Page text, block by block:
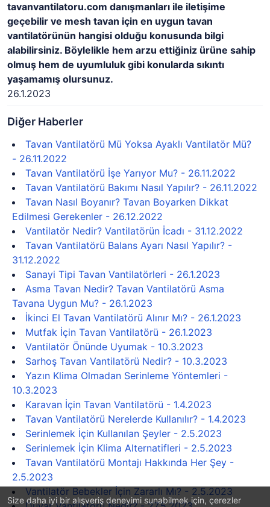
Size daha iyi bir alışveriş deneyimi sunabilmek için, çerezler
tavanvantilatoru.com danışmanları ile iletişime
geçebilir ve mesh tavan için en uygun tavan
vantilatörünün hangisi olduğu konusunda bilgi
alabilirsiniz. Böylelikle hem arzu ettiğiniz ürüne sahip
olmuş hem de uyumluluk gibi konularda sıkıntı
yaşamamış olursunuz.
26.1.2023
Diğer Haberler
Tavan Vantilatörü Mü Yoksa Ayaklı Vantilatör Mü?
- 26.11.2022
Tavan Vantilatörü İşe Yarıyor Mu? - 26.11.2022
Tavan Vantilatörü Bakımı Nasıl Yapılır? - 26.11.2022
Tavan Nasıl Boyanır? Tavan Boyarken Dikkat
Edilmesi Gerekenler - 26.12.2022
Vantilatör Nedir? Vantilatörün İcadı - 31.12.2022
Tavan Vantilatörü Balans Ayarı Nasıl Yapılır? -
31.12.2022
Sanayi Tipi Tavan Vantilatörleri - 26.1.2023
Asma Tavan Nedir? Tavan Vantilatörü Asma
Tavana Uygun Mu? - 26.1.2023
İkinci El Tavan Vantilatörü Alınır Mı? - 26.1.2023
Mutfak İçin Tavan Vantilatörü - 26.1.2023
Vantilatör Önünde Uyumak - 10.3.2023
Sarhoş Tavan Vantilatörü Nedir? - 10.3.2023
Yazın Klima Olmadan Serinleme Yöntemleri -
10.3.2023
Karavan İçin Tavan Vantilatörü - 1.4.2023
Tavan Vantilatörü Nerelerde Kullanılır? - 1.4.2023
Serinlemek İçin Kullanılan Şeyler - 2.5.2023
Serinlemek İçin Klima Alternatifleri - 2.5.2023
Tavan Vantilatörü Montajı Hakkında Her Şey -
2.5.2023
Vantilatör Bebekler İçin Zararlı Mı? - 2.5.2023